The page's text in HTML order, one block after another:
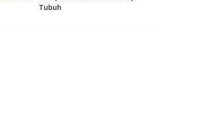
Tubuh